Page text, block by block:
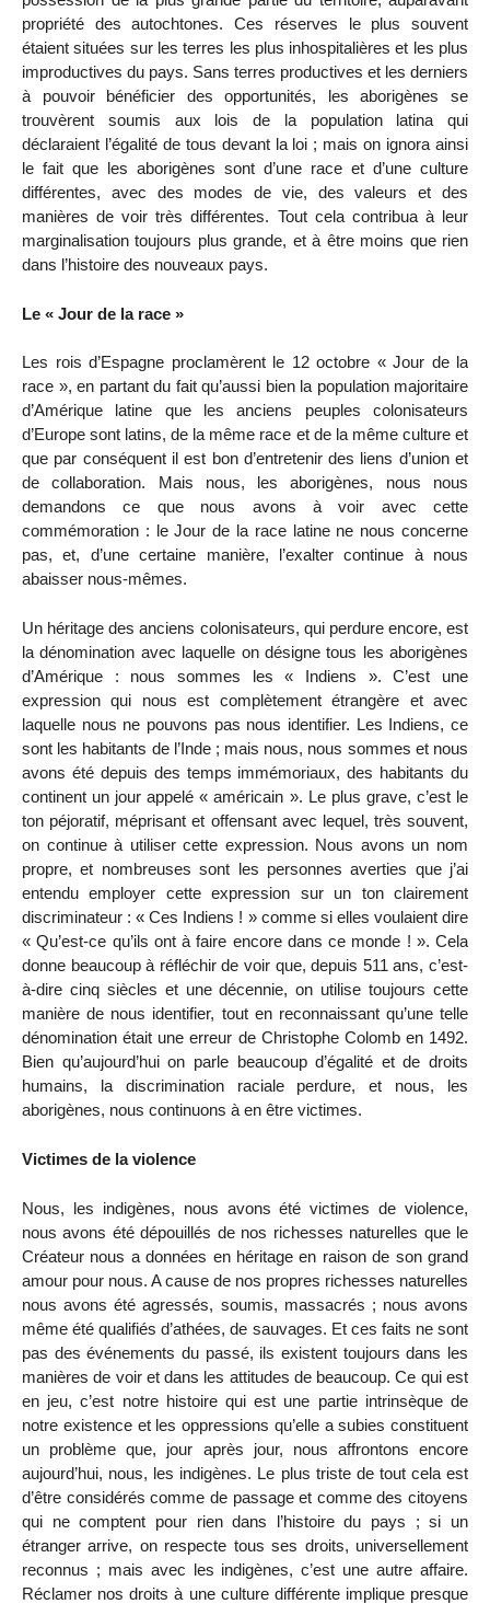
propriété des autochtones. Ces réserves le plus souvent
étaient situées sur les terres les plus inhospitalières et les plus
improductives du pays. Sans terres productives et les derniers
à pouvoir bénéficier des opportunités, les aborigènes se
trouvèrent soumis aux lois de la population latina qui
déclaraient l’égalité de tous devant la loi ; mais on ignora ainsi
le fait que les aborigènes sont d’une race et d’une culture
différentes, avec des modes de vie, des valeurs et des
manières de voir très différentes. Tout cela contribua à leur
marginalisation toujours plus grande, et à être moins que rien
dans l’histoire des nouveaux pays.
Le « Jour de la race »
Les rois d’Espagne proclamèrent le 12 octobre « Jour de la
race », en partant du fait qu’aussi bien la population majoritaire
d’Amérique latine que les anciens peuples colonisateurs
d’Europe sont latins, de la même race et de la même culture et
que par conséquent il est bon d’entretenir des liens d’union et
de collaboration. Mais nous, les aborigènes, nous nous
demandons ce que nous avons à voir avec cette
commémoration : le Jour de la race latine ne nous concerne
pas, et, d’une certaine manière, l’exalter continue à nous
abaisser nous-mêmes.
Un héritage des anciens colonisateurs, qui perdure encore, est
la dénomination avec laquelle on désigne tous les aborigènes
d’Amérique : nous sommes les « Indiens ». C’est une
expression qui nous est complètement étrangère et avec
laquelle nous ne pouvons pas nous identifier. Les Indiens, ce
sont les habitants de l’Inde ; mais nous, nous sommes et nous
avons été depuis des temps immémoriaux, des habitants du
continent un jour appelé « américain ». Le plus grave, c’est le
ton péjoratif, méprisant et offensant avec lequel, très souvent,
on continue à utiliser cette expression. Nous avons un nom
propre, et nombreuses sont les personnes averties que j’ai
entendu employer cette expression sur un ton clairement
discriminateur : « Ces Indiens ! » comme si elles voulaient dire
« Qu’est-ce qu’ils ont à faire encore dans ce monde ! ». Cela
donne beaucoup à réfléchir de voir que, depuis 511 ans, c’est-
à-dire cinq siècles et une décennie, on utilise toujours cette
manière de nous identifier, tout en reconnaissant qu’une telle
dénomination était une erreur de Christophe Colomb en 1492.
Bien qu’aujourd’hui on parle beaucoup d’égalité et de droits
humains, la discrimination raciale perdure, et nous, les
aborigènes, nous continuons à en être victimes.
Victimes de la violence
Nous, les indigènes, nous avons été victimes de violence,
nous avons été dépouillés de nos richesses naturelles que le
Créateur nous a données en héritage en raison de son grand
amour pour nous. A cause de nos propres richesses naturelles
nous avons été agressés, soumis, massacrés ; nous avons
même été qualifiés d’athées, de sauvages. Et ces faits ne sont
pas des événements du passé, ils existent toujours dans les
manières de voir et dans les attitudes de beaucoup. Ce qui est
en jeu, c’est notre histoire qui est une partie intrinsèque de
notre existence et les oppressions qu’elle a subies constituent
un problème que, jour après jour, nous affrontons encore
aujourd’hui, nous, les indigènes. Le plus triste de tout cela est
d’être considérés comme de passage et comme des citoyens
qui ne comptent pour rien dans l’histoire du pays ; si un
étranger arrive, on respecte tous ses droits, universellement
reconnus ; mais avec les indigènes, c’est une autre affaire.
Réclamer nos droits à une culture différente implique presque